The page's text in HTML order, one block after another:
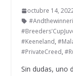
octubre 14,
#Keeneland,
#PrivateCreed,
Sin dudas, uno